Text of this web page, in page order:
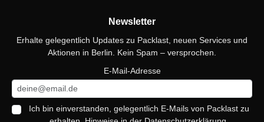
Newsletter
Erhalte gelegentlich Updates zu Packlast, neuen Services und
Aktionen in Berlin. Kein Spam – versprochen.
E-Mail-Adresse
Ich bin einverstanden, gelegentlich E-Mails von Packlast zu